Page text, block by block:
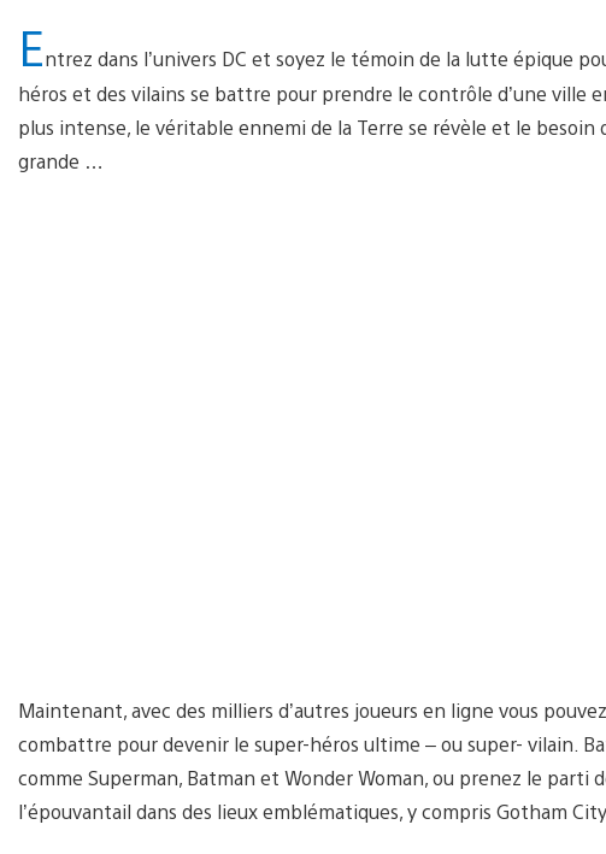
Entrez dans l’univers DC et soyez le témoin de la lutte épique
héros et des vilains se battre pour prendre le contrôle d’une ville
plus intense, le véritable ennemi de la Terre se révèle et le besoin
grande …
Maintenant, avec des milliers d’autres joueurs en ligne vous
combattre pour devenir le super-héros ultime – ou super- vilain.
comme Superman, Batman et Wonder Woman, ou prenez le parti
l’épouvantail dans des lieux emblématiques, y compris Gotham